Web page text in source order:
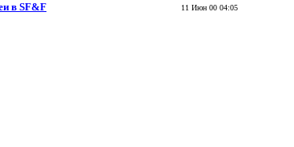
в SF&F 11 Июн 00 04:05